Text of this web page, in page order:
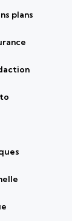
plans